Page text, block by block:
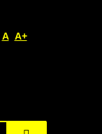
A A+